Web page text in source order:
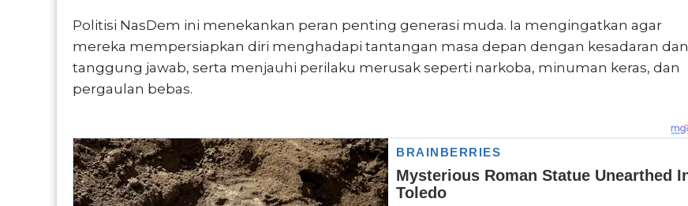
Politisi NasDem ini menekankan peran penting generasi muda. Ia mengingatkan agar
mereka mempersiapkan diri menghadapi tantangan masa depan dengan kesadaran dan
tanggung jawab, serta menjauhi perilaku merusak seperti narkoba, minuman keras, dan
pergaulan bebas.